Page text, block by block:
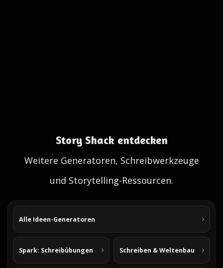
Story Shack entdecken
Weitere Generatoren, Schreibwerkzeuge
und Storytelling-Ressourcen.
Alle Ideen-Generatoren
Spark: Schreibübungen Schreiben & Weltenbau